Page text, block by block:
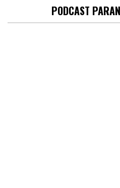
PODCAST